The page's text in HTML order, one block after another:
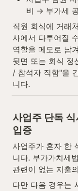
비 → 부가세
직원 회식에 거래
사에서 다투어질
역할을 메모로 남
뒷면 또는 회식 정
/ 참석자 직함"을
니다.
사업주 단독
입증
사업주가 혼자 한
니다. 부가가치세
관련이 없는 지출
다만 다음 경우는